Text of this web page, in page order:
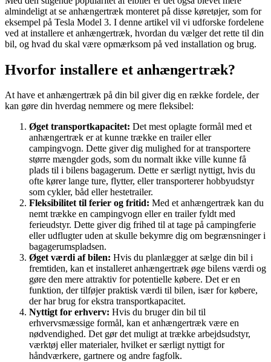
almindeligt at se anhængertræk monteret på disse køretøjer, som for
eksempel på Tesla Model 3. I denne artikel vil vi udforske fordelene
ved at installere et anhængertræk, hvordan du vælger det rette til din
bil, og hvad du skal være opmærksom på ved installation og brug.
Hvorfor installere et anhængertræk?
At have et anhængertræk på din bil giver dig en række fordele, der
kan gøre din hverdag nemmere og mere fleksibel:
Øget transportkapacitet: Det mest oplagte formål med et
anhængertræk er at kunne trække en trailer eller
campingvogn. Dette giver dig mulighed for at transportere
større mængder gods, som du normalt ikke ville kunne få
plads til i bilens bagagerum. Dette er særligt nyttigt, hvis du
ofte kører lange ture, flytter, eller transporterer hobbyudstyr
som cykler, båd eller hestetrailer.
Fleksibilitet til ferier og fritid: Med et anhængertræk kan du
nemt trække en campingvogn eller en trailer fyldt med
ferieudstyr. Dette giver dig frihed til at tage på campingferie
eller udflugter uden at skulle bekymre dig om begrænsninger i
bagagerumspladsen.
Øget værdi af bilen: Hvis du planlægger at sælge din bil i
fremtiden, kan et installeret anhængertræk øge bilens værdi og
gøre den mere attraktiv for potentielle købere. Det er en
funktion, der tilføjer praktisk værdi til bilen, især for købere,
der har brug for ekstra transportkapacitet.
Nyttigt for erhverv: Hvis du bruger din bil til
erhvervsmæssige formål, kan et anhængertræk være en
nødvendighed. Det gør det muligt at trække arbejdsudstyr,
værktøj eller materialer, hvilket er særligt nyttigt for
håndværkere, gartnere og andre fagfolk.